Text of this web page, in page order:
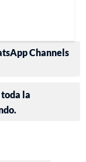
Channels
la